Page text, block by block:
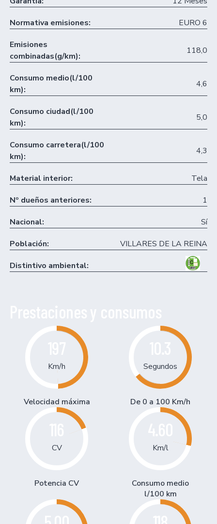
Normativa emisiones: EURO 6
Emisiones
combinadas(g/km):
118,0
Consumo medio(l/100
km):
4,6
Consumo ciudad(l/100
km):
5,0
Consumo carretera(l/100
km):
4,3
Material interior: Tela
Nº dueños anteriores: 1
Nacional: Sí
Población: VILLARES DE LA REINA
Distintivo ambiental:
Km/h
Velocidad máxima
Segundos
De 0 a 100 Km/h
CV
Potencia CV
Km/l
Consumo medio
l/100 km